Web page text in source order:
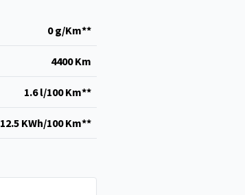
0 g/Km**
4400 Km
1.6 l/100 Km**
12.5 KWh/100 Km**